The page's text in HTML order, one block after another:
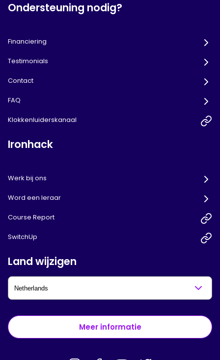
Ondersteuning nodig?
Financiering
Testimonials
Contact
FAQ
Klokkenluiderskanaal
Ironhack
Werk bij ons
Word een leraar
Course Report
SwitchUp
Land wijzigen
Meer informatie